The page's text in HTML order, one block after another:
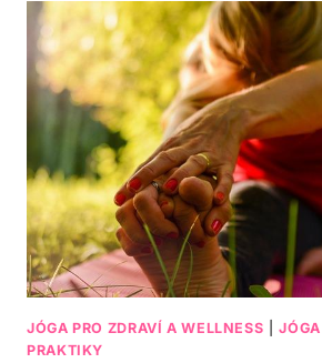
PODCASTŮ
PRO
INSPIRACI
A
MOTIVACI
JÓGA PRO ZDRAVÍ A WELLNESS |
PRAKTIKY